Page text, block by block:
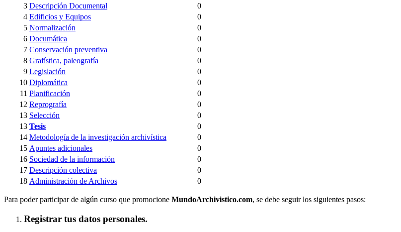
3 Descripción Documental
0
4 Edificios y Equipos
0
5 Normalización
0
6 Documática
0
7 Conservación preventiva
0
8 Grafística, paleografía
0
9 Legislación
0
10 Diplomática
0
11 Planificación
0
12 Reprografía
0
13 Selección
0
13 Tesis
0
14 Metodología de la investigación archivística
0
15 Apuntes adicionales
0
16 Sociedad de la información
0
17 Descripción colectiva
0
18 Administración de Archivos 0
Para poder participar de algún curso que promocione MundoArchivistico.com, se debe seguir los siguientes pasos:
Registrar tus datos personales.